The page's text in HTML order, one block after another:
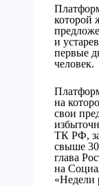
которой
и
первые
человек.
на
свои
ТК РФ,
свыше
глава
на
«Недели